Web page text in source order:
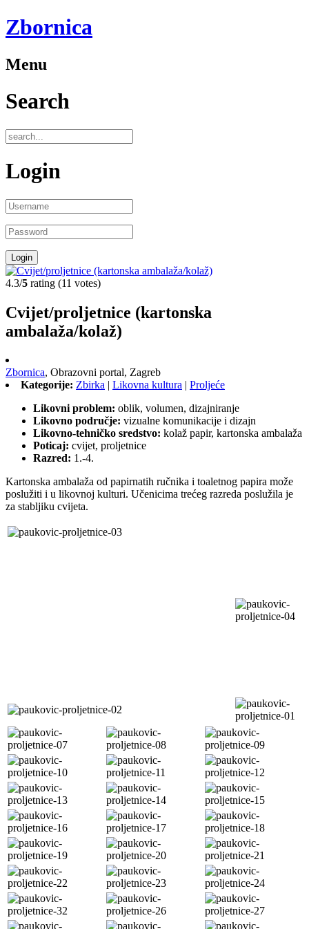
Zbornica
Menu
Search
Login
4.3/5 rating (11 votes)
Cvijet/proljetnice (kartonska
ambalaža/kolaž)
Zbornica, Obrazovni portal, Zagreb
Kategorije: Zbirka | Likovna kultura | Proljeće
Likovni problem: oblik, volumen, dizajniranje
Likovno područje: vizualne komunikacije i dizajn
Likovno-tehničko sredstvo: kolaž papir, kartonska ambalaža
Poticaj: cvijet, proljetnice
Razred: 1.-4.
Kartonska ambalaža od papirnatih ručnika i toaletnog papira može
poslužiti i u likovnoj kulturi. Učenicima trećeg razreda poslužila je
za stabljiku cvijeta.